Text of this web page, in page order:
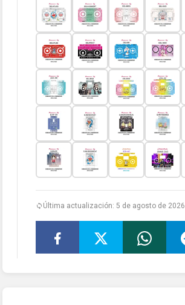
Última actualización: 5 de agosto de 2026